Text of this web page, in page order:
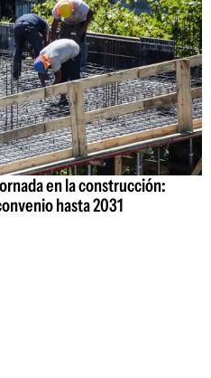
en la construcción:
hasta 2031